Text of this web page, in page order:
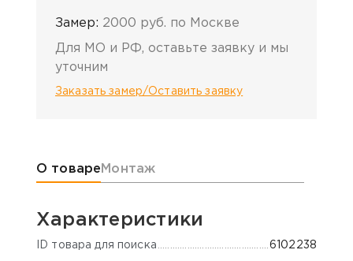
Замер: 2000 руб. по Москве
Для МО и РФ, оставьте заявку и мы
уточним
Заказать замер/Оставить заявку
Информация о товаре
О товаре Монтаж
Характеристики
ID товара для поиска 6102238